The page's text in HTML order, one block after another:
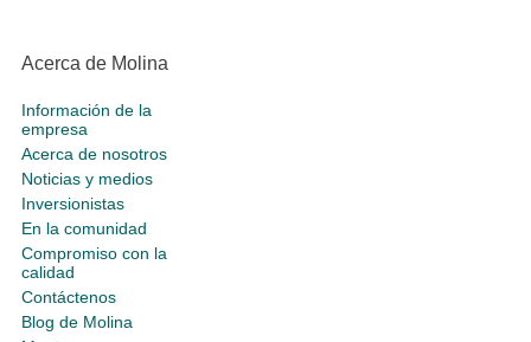
Acerca de Molina
Información de la
empresa
Acerca de nosotros
Noticias y medios
Inversionistas
En la comunidad
Compromiso con la
calidad
Contáctenos
Blog de Molina